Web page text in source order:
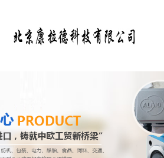
网站首页
公司简介
产品中心